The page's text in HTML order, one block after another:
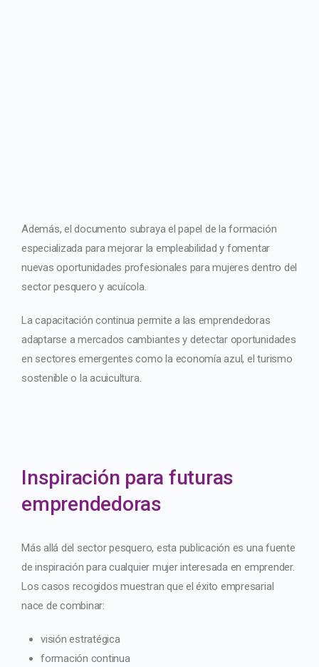
Además, el documento subraya el papel de la formación
especializada para mejorar la empleabilidad y fomentar
nuevas oportunidades profesionales para mujeres dentro del
sector pesquero y acuícola.
La capacitación continua permite a las emprendedoras
adaptarse a mercados cambiantes y detectar oportunidades
en sectores emergentes como la economía azul, el turismo
sostenible o la acuicultura.
Inspiración para futuras
emprendedoras
Más allá del sector pesquero, esta publicación es una fuente
de inspiración para cualquier mujer interesada en emprender.
Los casos recogidos muestran que el éxito empresarial
nace de combinar:
visión estratégica
formación continua